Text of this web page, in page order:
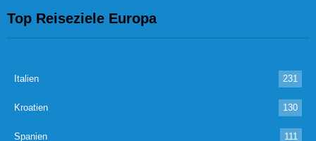
Top Reiseziele Europa
Italien 231
Kroatien 130
Spanien 111